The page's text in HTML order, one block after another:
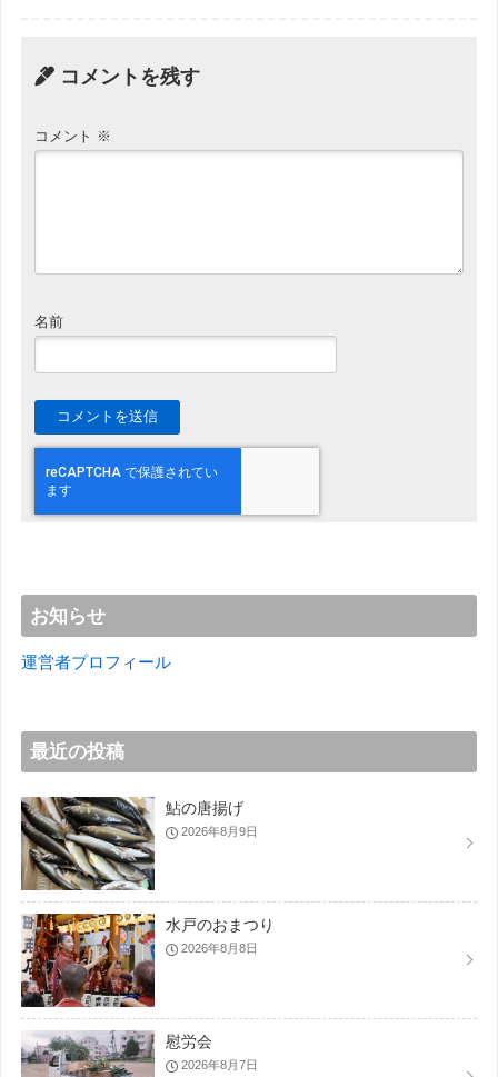
コメントを残す
コメント ※
名前
お知らせ
運営者プロフィール
最近の投稿
鮎の唐揚げ
2026年8月9日
水戸のおまつり
2026年8月8日
慰労会
2026年8月7日